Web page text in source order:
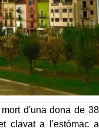
d'una dona de 38
clavat a l'estómac a